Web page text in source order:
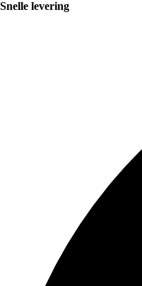
Snelle levering